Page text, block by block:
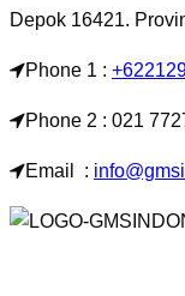
Depok 16421.
Phone 1 :
Phone 2 : 021
Email :